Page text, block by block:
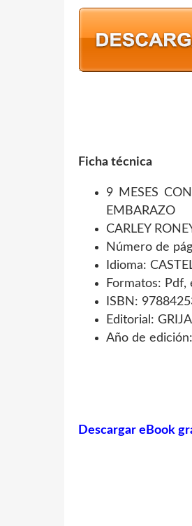
Ficha técnica
9 MESES
EMBARAZO
CARLEY
Número de
Idioma:
Formatos: Pdf,
ISBN:
Editorial:
Año de
Descargar eBook